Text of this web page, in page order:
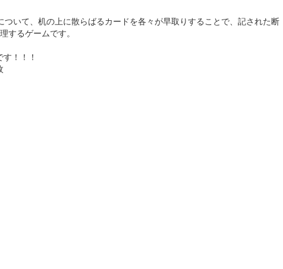
いて、机の上に散らばるカードを各々が早取りすることで、記された断
るゲームです。
！！！